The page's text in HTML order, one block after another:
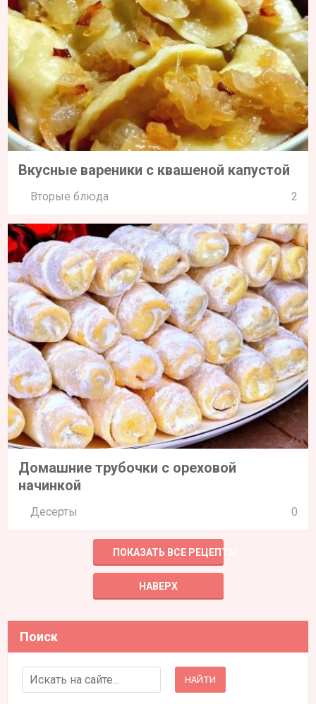
Вкусные вареники с квашеной капустой
Вторые блюда 2
Домашние трубочки с ореховой
начинкой
Десерты 0
ПОКАЗАТЬ ВСЕ РЕЦЕПТЫ
НАВЕРХ
Поиск
Search for: